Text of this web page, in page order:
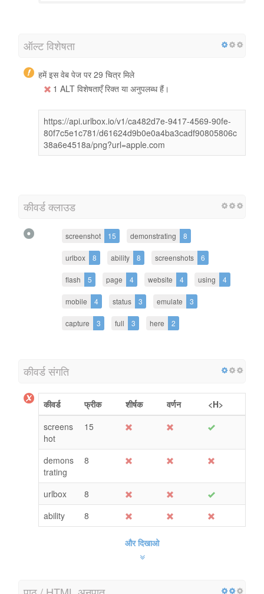
ऑल्ट विशेषता
हमें इस वेब पेज पर 29 चित्र मिले
1 ALT विशेषताएँ रिक्त या अनुपलब्ध हैं।
https://api.urlbox.io/v1/ca482d7e-9417-4569-90fe-
80f7c5e1c781/d61624d9b0e0a4ba3cadf90805806c
38a6e4518a/png?url=apple.com
कीवर्ड क्लाउड
screenshot 15 demonstrating 8
urlbox 8 ability 8 screenshots 6
flash 5 page 4 website 4 using 4
mobile 4 status 3 emulate 3
capture 3 full 3 here 2
कीवर्ड संगति
कीवर्ड फ्रीक शीर्षक वर्णन
<H>
screens
hot
15
demons
trating
8
urlbox
8
ability
8
और दिखाओ